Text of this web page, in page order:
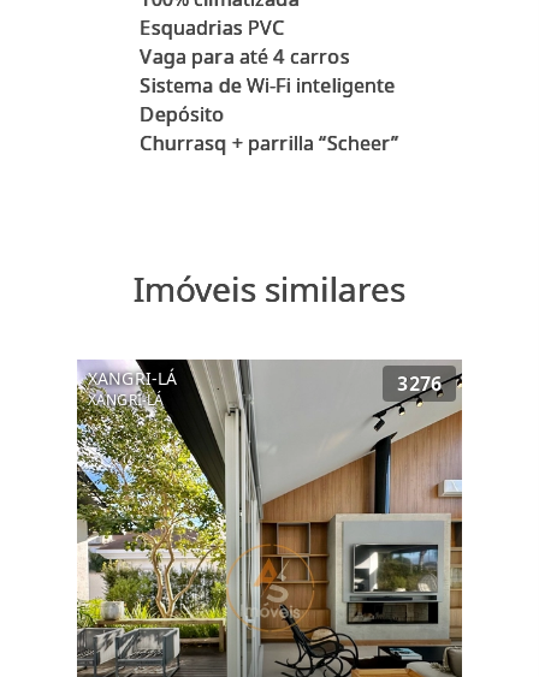
Esquadrias PVC
Vaga para até 4 carros
Sistema de Wi-Fi inteligente
Depósito
Churrasq + parrilla “Scheer”
Imóveis similares
XANGRI-LÁ
XANGRI-LÁ
3276